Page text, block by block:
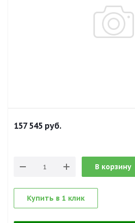
157 545 руб.
В корзину
Купить в 1 клик